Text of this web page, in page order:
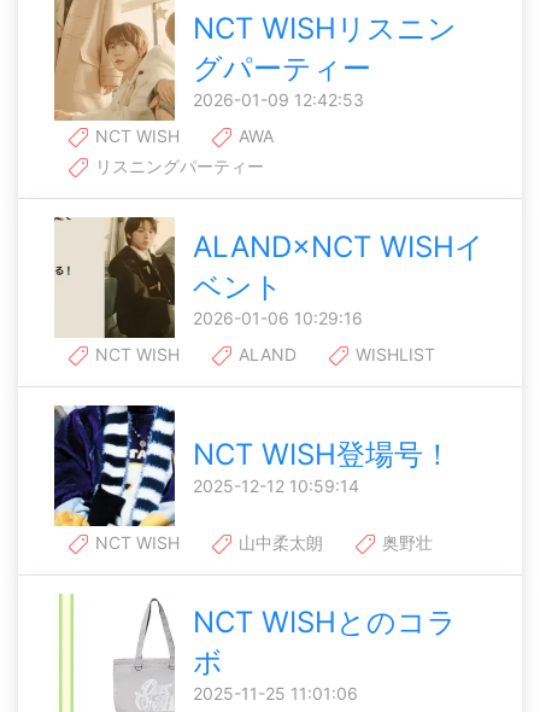
NCT WISHリスニン
グパーティー
2026-01-09 12:42:53
NCT WISH
AWA
リスニングパーティー
ALAND×NCT WISHイ
ベント
2026-01-06 10:29:16
NCT WISH
ALAND WISHLIST
NCT WISH登場号！
2025-12-12 10:59:14
NCT WISH 山中柔太朗 奥野壮
NCT WISHとのコラ
ボ
2025-11-25 11:01:06